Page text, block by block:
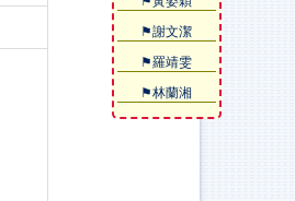
⚑謝文潔
⚑羅靖雯
⚑林蘭湘